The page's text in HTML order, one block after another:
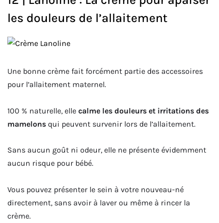
les douleurs de l’allaitement
Une bonne crème fait forcément partie des accessoires
pour l’allaitement maternel.
100 % naturelle, elle calme les douleurs et irritations des
mamelons qui peuvent survenir lors de l’allaitement.
Sans aucun goût ni odeur, elle ne présente évidemment
aucun risque pour bébé.
Vous pouvez présenter le sein à votre nouveau-né
directement, sans avoir à laver ou même à rincer la
crème.